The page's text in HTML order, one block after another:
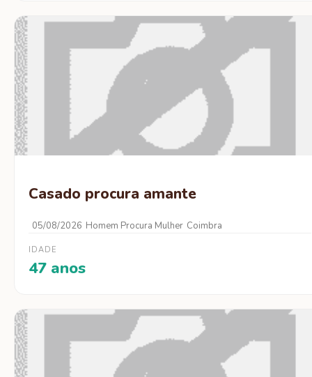
Casado procura amante
05/08/2026 Homem Procura Mulher Coimbra
IDADE
47 anos